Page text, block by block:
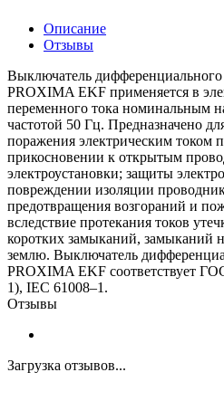
Описание
Отзывы
Выключатель
PROXIMA EKF применяется в
переменного тока номинальным
частотой 50 Гц. Предназначено
поражения электрическим током
прикосновении к открытым
электроустановки; защиты
повреждении изоляции
предотвращения возгораний и
вследствие протекания токов
коротких замыканий, замыканий
землю. Выключатель
PROXIMA EKF соответствует
1), IEC 61008–1.
Отзывы
Загрузка отзывов...